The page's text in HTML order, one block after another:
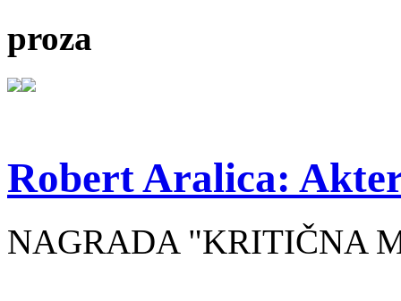
proza
Robert Aralica:
NAGRADA "KRITIČNA